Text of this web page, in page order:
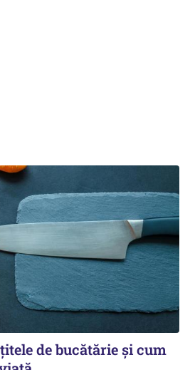
de bucătărie și cum